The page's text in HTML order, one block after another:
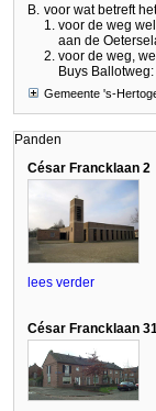
B. voor wat betreft
voor de weg
aan de
voor de weg,
Buys
Gemeente 's-
Panden
César Francklaan 2
lees verder
César Francklaan